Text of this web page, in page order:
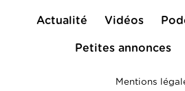
Actualité Vidéos
Petites annonces
Mentions